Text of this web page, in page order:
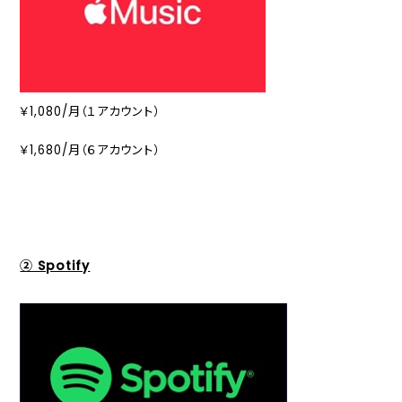
￥1,080/月（１アカウント）
￥1,680/月（６アカウント）
② Spotify